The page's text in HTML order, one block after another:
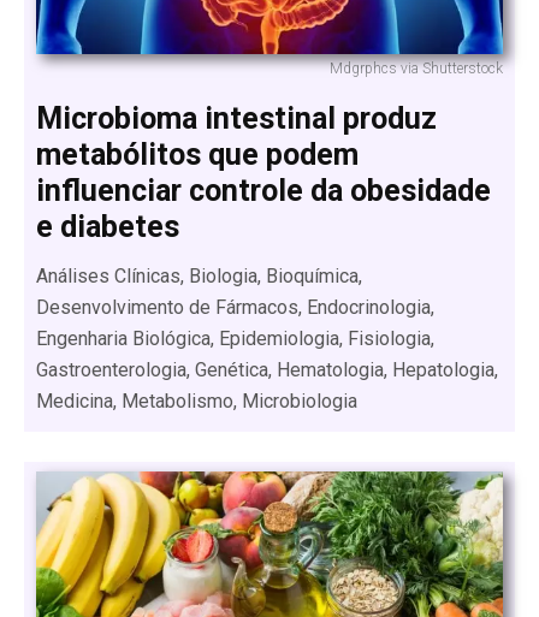
Mdgrphcs via Shutterstock
Microbioma intestinal produz
metabólitos que podem
influenciar controle da obesidade
e diabetes
Análises Clínicas, Biologia, Bioquímica,
Desenvolvimento de Fármacos, Endocrinologia,
Engenharia Biológica, Epidemiologia, Fisiologia,
Gastroenterologia, Genética, Hematologia, Hepatologia,
Medicina, Metabolismo, Microbiologia